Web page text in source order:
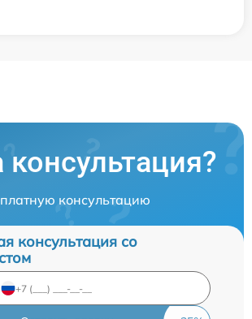
консультацию
консультация со